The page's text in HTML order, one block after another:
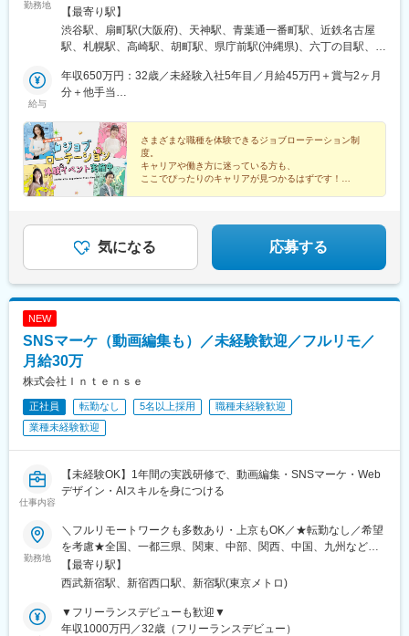
勤務地
★U・Iターン歓迎・支援あり■東京本社東京都渋谷区道玄坂2-25-
12 道玄坂通3階3-1a■大阪支店大阪府大阪市北区南扇町7-17 MF梅
田ビル3F■福岡支店福岡県福岡市中央区天神4-3-8Zero-Ten Parkミ
仙台 4F■名古屋支店愛知県名古屋市中村区名駅3-28-12大名古屋ビ
ルヂング11F＜2026年7月に4支店オープン！＞■札幌支店北海道
馬県高崎市栄町3番11号高崎バナーズビル 512■広島支店広島県広
島市中区幟町13－15リージャス新広島 1F・2F■沖縄支店沖縄県那
覇市久茂地2-2-2タイムスビル2F※その他主要都市での支店設立計
画中
【最寄り駅】
渋谷駅、扇町駅(大阪府)、天神駅、青葉通一番町駅、近鉄名古屋
駅、札幌駅、高崎駅、胡町駅、県庁前駅(沖縄県)、六丁の目駅、南
駅、井野駅(群馬県)、上州七日市駅、駒形駅、戸田駅(埼玉県)、高
坂駅、光が丘駅、上熊谷駅、大宮公園駅、越谷レイクタウン駅、
新座駅、さいたま新都心駅、志木駅、上福岡駅、新狭山駅、鶴瀬
駅、西大宮駅、せんげん台駅、西川口駅、花崎駅、武蔵浦和駅、
南浦和駅、行田市駅、行徳駅、柏駅、千葉中央駅、流山おおたか
の森駅、下総中山駅、東松戸駅、千葉みなと駅、津田沼駅、北柏
駅、千葉駅、袖ケ浦駅、南船橋駅、蘇我駅、松戸駅、我孫子駅、
都)、豊洲駅、平和台駅(東京都)、吉祥寺駅、有楽町駅、自由が丘
駅、二子玉川駅、東武練馬駅、外苑前駅、京橋駅(東京都)、赤坂見
(東京都)、錦糸町駅、梅島駅、麹町駅、神田駅(東京都)、武蔵小金
井駅、六本木駅、原宿駅、恵比寿駅、東雲駅(東京都)、多摩境駅、
三越前駅、明治神宮前駅、半蔵門駅、八丁堀駅(東京都)、多磨駅、
駅、赤坂駅(東京都)、虎ノ門駅、綾瀬駅、鶴川駅、水天宮前駅、新
橋駅、富士見ケ丘駅、豊田駅、西新井大師西駅、池上駅、羽田空
堂駅、鳥浜駅、横浜駅、三浦海岸駅、生田駅(神奈川県)、下飯田
駅、相武台前駅、湘南台駅、瀬谷駅、新百合ケ丘駅、センター南
野駅、藤が丘駅(神奈川県)、東戸塚駅、長津田駅、新横浜駅、山手
駅、関屋駅(新潟県)、甲斐住吉駅、渚駅(長野県)、掛川駅、掛川市
役所前駅、神宮前駅、西春駅、小池駅、荒畑駅、牛久保駅、水口
駅、瀬田駅(滋賀県)、醍醐駅(京都府)、西院駅(阪急線)、伏見桃山
駅、西大路駅、烏丸駅、円町駅、西大橋駅、なんば駅(南海線)、大
阪駅、門真市駅、本町駅、大阪梅田駅(阪急線)、南森町駅、河内国
分駅、樽井駅、森ノ宮駅、ドーム前千代崎駅、玉出駅、少路駅、
給与
年収650万円：32歳／未経験入社5年目／月給45万円＋賞与2ヶ月
分＋他手当
月分＋他手当
さまざまな職種を体験できるジョブローテーション制
度。
キャリアや働き方に迷っている方も、
ここでぴったりのキャリアが見つかるはずです！
◆Z世代活躍中
気になる 応募する
NEW
SNSマーケ（動画編集も）／未経験歓迎／フルリモ／
月給30万
株式会社Ｉｎｔｅｎｓｅ
正社員 転勤なし 5名以上採用
職種未経験歓迎
業種未経験歓迎
仕事内容
【未経験OK】1年間の実践研修で、動画編集・SNSマーケ・Web
デザイン・AIスキルを身につける
勤務地
＼フルリモートワークも多数あり・上京もOK／★転勤なし／希望
を考慮★全国、一都三県、関東、中部、関西、中国、九州など多
数【本社】東京都新宿区西新宿7-3-10 3F┗「西武新宿駅」より徒
歩5分┗JR・私鉄各線「新宿駅」より徒歩7分◆リモートワーク実
ります。◆ゆくゆくはフルリモートワークも可◆U・Iターン歓迎
◆直行直帰可◆上京支援制度を活用し、初めての上京もサポー
【最寄り駅】
西武新宿駅、新宿西口駅、新宿駅(東京メトロ)
▼フリーランスデビューも歓迎▼
年収1000万円／32歳（フリーランスデビュー）